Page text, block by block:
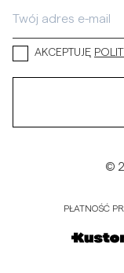
AKCEPTUJĘ
©
PŁATNOŚĆ